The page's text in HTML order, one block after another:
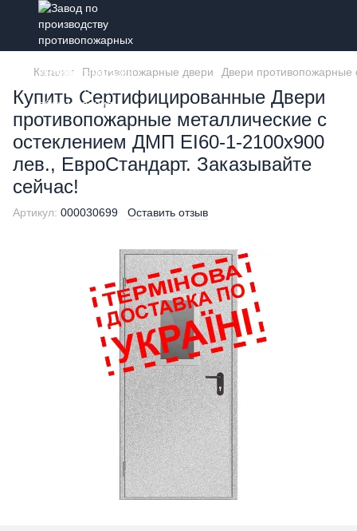
Каталог Противопожарные двери Двери противопожарные
Купить Сертифицированные Двери
противопожарные металлические с
остеклением ДМП ЕІ60-1-2100х900
лев., ЕвроСтандарт. Заказывайте
сейчас!
Артикул: 000030699 Оставить отзыв